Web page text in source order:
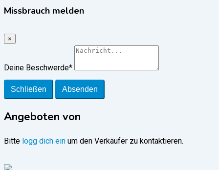
Missbrauch melden
×
Deine Beschwerde*
Schließen Absenden
Angeboten von
Bitte logg dich ein um den Verkäufer zu kontaktieren.